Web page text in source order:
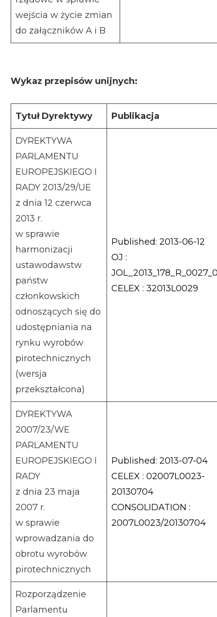
wejścia w życie zmian
do załączników A i B
Wykaz przepisów unijnych:
Tytuł Dyrektywy Publikacja
DYREKTYWA
PARLAMENTU
EUROPEJSKIEGO I
RADY 2013/29/UE
z dnia 12 czerwca
2013 r.
w sprawie
harmonizacji
ustawodawstw
państw
członkowskich
odnoszących się do
udostępniania na
rynku wyrobów
pirotechnicznych
(wersja
przekształcona)
Published: 2013-06-12
OJ :
CELEX : 32013L0029
DYREKTYWA
2007/23/WE
PARLAMENTU
EUROPEJSKIEGO I
RADY
z dnia 23 maja
2007 r.
w sprawie
wprowadzania do
obrotu wyrobów
pirotechnicznych
Published: 2013-07-04
CELEX : 02007L0023-
20130704
CONSOLIDATION :
2007L0023/20130704
Rozporządzenie
Parlamentu